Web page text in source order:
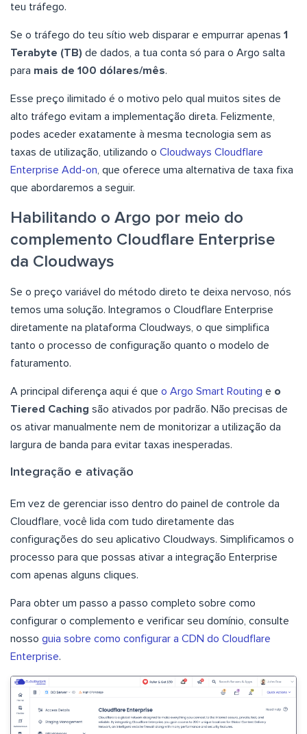
teu tráfego.
Se o tráfego do teu sítio web disparar e empurrar apenas 1
Terabyte (TB) de dados, a tua conta só para o Argo salta
para mais de 100 dólares/mês.
Esse preço ilimitado é o motivo pelo qual muitos sites de
alto tráfego evitam a implementação direta. Felizmente,
podes aceder exatamente à mesma tecnologia sem as
taxas de utilização, utilizando o Cloudways Cloudflare
Enterprise Add-on , que oferece uma alternativa de taxa fixa
que abordaremos a seguir.
Habilitando o Argo por meio do
complemento Cloudflare Enterprise
da Cloudways
Se o preço variável do método direto te deixa nervoso, nós
temos uma solução. Integramos o Cloudflare Enterprise
diretamente na plataforma Cloudways, o que simplifica
tanto o processo de configuração quanto o modelo de
faturamento.
A principal diferença aqui é que o Argo Smart Routing e o
Tiered Caching são ativados por padrão. Não precisas de
os ativar manualmente nem de monitorizar a utilização da
largura de banda para evitar taxas inesperadas.
Integração e ativação
Em vez de gerenciar isso dentro do painel de controle da
Cloudflare, você lida com tudo diretamente das
configurações do seu aplicativo Cloudways. Simplificamos o
processo para que possas ativar a integração Enterprise
com apenas alguns cliques.
Para obter um passo a passo completo sobre como
configurar o complemento e verificar seu domínio, consulte
nosso guia sobre como configurar a CDN do Cloudflare
Enterprise.